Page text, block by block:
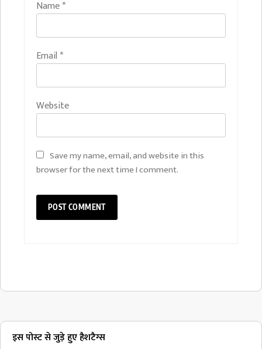
Name*
Email *
Website
Save my name, email, and website in this
browser for the next time I comment.
इस पोस्ट से जुड़े हुए हैशटैग्स